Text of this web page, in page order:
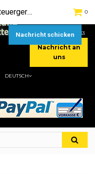
[+49] (0) 2232-5205
[+49] (0) 177 / 4080033
Nachricht an
uns
0
DEUTSCH
Autoverwertung ErsatzteileSteuergerät SAM Sicherungskasten Mercedes Benz A-Klasse W245 A1699001600Hier gibt es viele Autoersatzteile, günstigen Preise, gute Qualität
Nachricht schicken